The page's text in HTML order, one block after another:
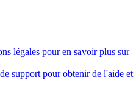
légales pour en savoir plus sur
support pour obtenir de l'aide et